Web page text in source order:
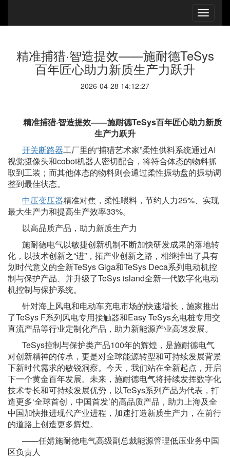
精准捕猎·智造提效——施耐德TeSys
百年匠心助力新质生产力跃升
2026-04-28 14:12:27
精准捕猎·智造提效——施耐德TeSys百年匠心助力新质
生产力跃升
开关断路器工厂里的“捕猎艺术家”柔性供料系统通过AI
视觉摄像头和cobot机器人密切配合，将符合体态的物料抓
取到工装；而其他体态的物料则会通过柔性振动盘的振动调
整到最佳状态。
中压变压器精准对焦，柔性喂料，节约人力25%、实现
最大生产力和提高生产效率33%。
以高品质产品，助力新质生产力
施耐德电气以敏捷创新机制不断加快研发成果的落地转
化，以技术创新之“进”，拓产业创新之路，相继推出了具有
划时代意义的全新TeSys Giga和TeSys Deca系列电动机控
制与保护产品、并升级了TeSys island全新一代数字化电动
机控制与保护系统。
针对海上风电和电动车充电市场的快速增长，施家推出
了TeSys F系列风电专用接触器和Easy TeSys充电桩专用交
直流产品等行业定制化产品，助力新能源产业高速发展。
TeSys控制与保护类产品100年的辉煌，是施耐德电气
对创新精神的传承，更是对全球能源转型和可持续发展背景
下新时代需求的敏锐洞察。今天，我们站在全新起点，开启
下一个黄金百年发展。未来，施耐德电气将持续发挥数字化
技术专长和可持续发展优势，以TeSys系列产品为代表，打
造更多‘全球首创，中国首发’的高品质产品，助力上海及全
中国加快推进现代产业进程，加速打造新质生产力，在前行
的道路上创造更多辉煌。
——任婧施耐德电气高级副总裁能源管理低压业务中国
区负责人